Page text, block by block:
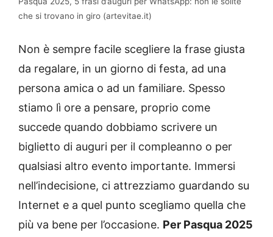
che si trovano in giro (artevitae.it)
Non è sempre facile scegliere la frase giusta
da regalare, in un giorno di festa, ad una
persona amica o ad un familiare. Spesso
stiamo lì ore a pensare, proprio come
succede quando dobbiamo scrivere un
biglietto di auguri per il compleanno o per
qualsiasi altro evento importante. Immersi
nell’indecisione, ci attrezziamo guardando su
Internet e a quel punto scegliamo quella che
più va bene per l’occasione. Per Pasqua 2025